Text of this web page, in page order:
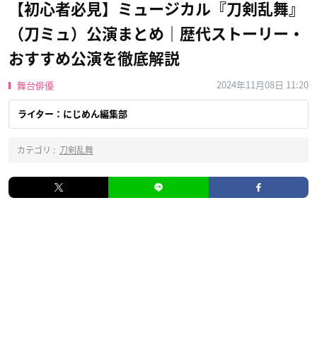
【初心者必見】ミュージカル『刀剣乱舞』
（刀ミュ）公演まとめ｜歴代ストーリー・
おすすめ公演を徹底解説
舞台俳優 2024年11月08日 11:20
ライター：にじめん編集部
カテゴリ : 刀剣乱舞